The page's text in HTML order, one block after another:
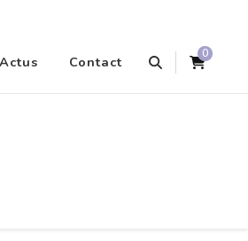
Actus Contact 0